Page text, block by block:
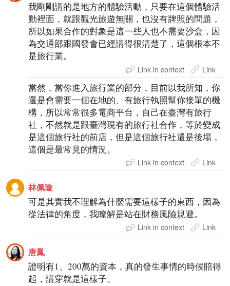
我剛剛講的是地方的體驗活動，只要在這個體驗活
動裡面，就跟觀光旅遊無關，也沒有牌照的問題，
所以如果合作的對象是這一些人也不需要沙盒，因
為交通部跟國發會已經講得很清楚了，這個根本不
是旅行業。
Link in context Link
當然，當你進入旅行業的部分，目前以我所知，你
還是會需要一個在地的、有旅行執照幫你接單的機
構，所以常常很多電商平台，自己在臺灣有旅行
社，不然就是跟臺灣現有的旅行社合作，等於變成
是這個旅行社的前店，但是這個旅行社還是後場，
這個是最常見的情況。
Link in context Link
林佩璇
可是其實我不理解為什麼需要這樣子的東西，因為
從法律的角度，我瞭解是站在財務風險規避。
Link in context Link
唐鳳
證明有1、200萬的資本，真的發生事情的時候賠得
起，講穿就是這樣子。